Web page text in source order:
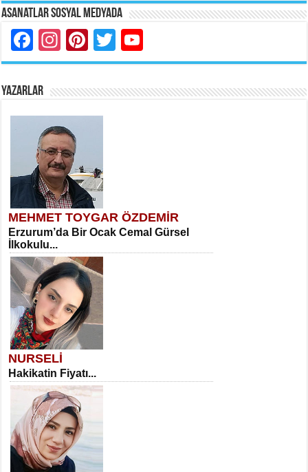
Asanatlar Sosyal Medyada
Facebook
Instagram
Pinterest
Twitter
YAZARLAR
MEHMET TOYGAR ÖZDEMİR
Erzurum’da Bir Ocak Cemal Gürsel
İlkokulu...
NURSELİ
Hakikatin Fiyatı...